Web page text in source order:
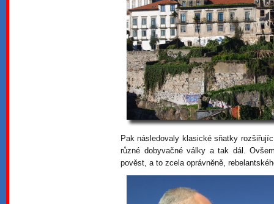
Pak následovaly klasické sňatky
různé dobyvačné války a tak dál.
pověst, a to zcela oprávněně,